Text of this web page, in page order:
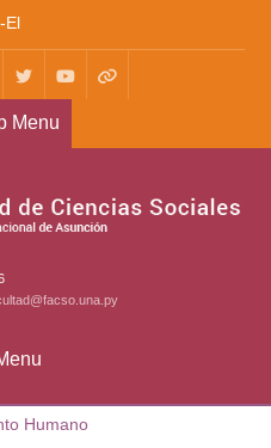
El
– Ateneo
X YoutubeTikTok
Menu
Humano